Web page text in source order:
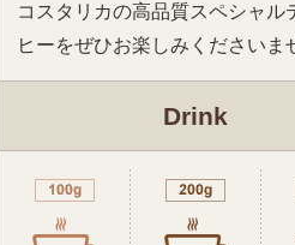
コスタリカの高品質スペシャル
ヒーをぜひお楽しみくださいま
Drink